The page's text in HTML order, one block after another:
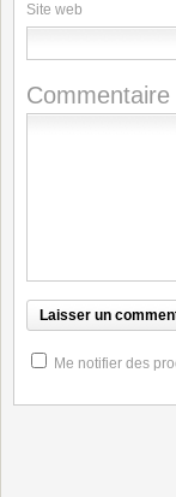
Site web
Commentaire
Me notifier des